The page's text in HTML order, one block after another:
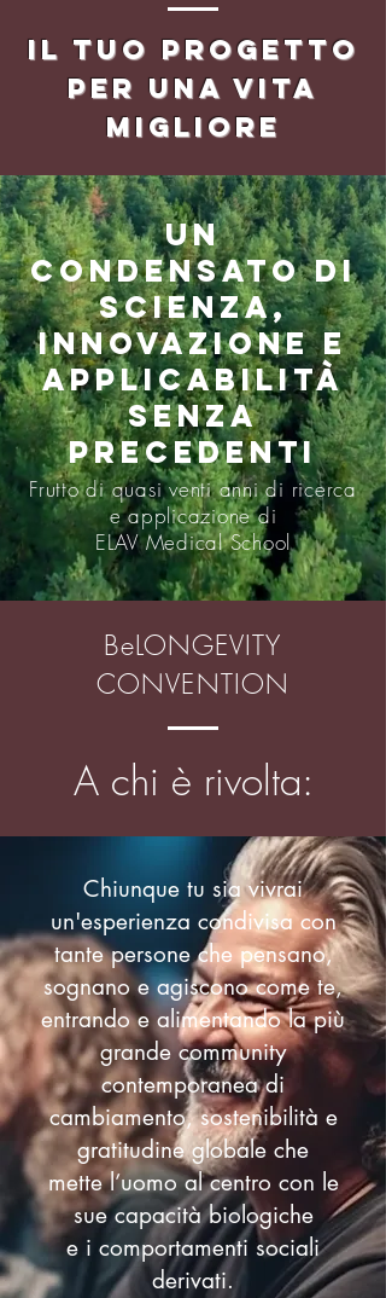
il tuo progetto
per una vita
migliore
Un
condensato di
scienza,
innovazione e
applicabilità
senza
precedenti
Frutto di quasi venti anni di ricerca
e applicazione di
ELAV Medical School
BeLONGEVITY
CONVENTION
A chi è rivolta:
Chiunque tu sia vivrai
un'esperienza condivisa con
tante persone che pensano,
sognano e agiscono come te,
entrando e alimentando la più
grande community
contemporanea di
cambiamento, sostenibilità e
gratitudine globale che
mette l’uomo al centro con le
sue capacità biologiche
e i comportamenti sociali
derivati.